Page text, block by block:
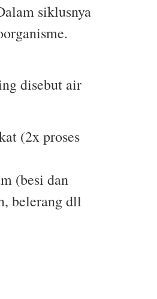
siklusnya
disebut air
(2x proses
(besi dan
belerang dll